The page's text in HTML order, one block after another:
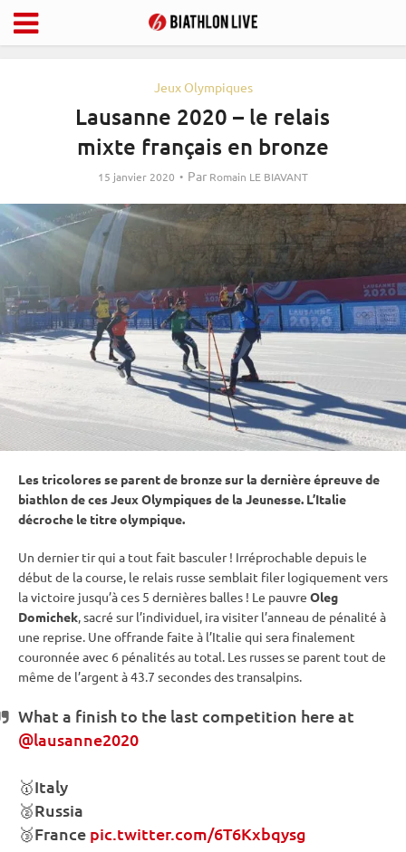
Jeux Olympiques
Lausanne 2020 – le relais
mixte français en bronze
15 janvier 2020 Par Romain LE BIAVANT
Les tricolores se parent de bronze sur la dernière épreuve de
biathlon de cesJeux Olympiquesde la Jeunesse. L’Italie
décroche le titre olympique.
Un dernier tir qui a tout fait basculer ! Irréprochable depuis le
début de la course, le relais russe semblait filer logiquement vers
la victoire jusqu’à ces 5 dernières balles ! Le pauvre Oleg
Domichek, sacré sur l’individuel, ira visiter l’anneau de pénalité à
une reprise. Une offrande faite à l’Italie qui sera finalement
couronnée avec 6 pénalités au total. Les russes se parent tout de
même de l’argent à 43.7 secondes des transalpins.
What a finish to the last competition here at
@lausanne2020
🥇Italy
🥈Russia
🥉France pic.twitter.com/6T6Kxbqysg